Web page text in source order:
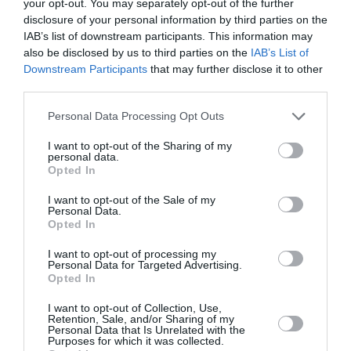
your opt-out. You may separately opt-out of the further
disclosure of your personal information by third parties on the
IAB’s list of downstream participants. This information may
also be disclosed by us to third parties on the IAB’s List of
Downstream Participants that may further disclose it to other
Please note that this website/app uses one or more Google
not limited to your visit or usage behaviour. You may click to
grant or deny consent to Google and its third-party tags to
use your data for below specified purposes in below Google
consent section.
Personal Data Processing Opt Outs
I want to opt-out of the Sharing of my
personal data.
Opted In
I want to opt-out of the Sale of my
Personal Data.
Opted In
I want to opt-out of processing my
Personal Data for Targeted Advertising.
Opted In
I want to opt-out of Collection, Use,
Retention, Sale, and/or Sharing of my
Personal Data that Is Unrelated with the
Purposes for which it was collected.
τραπεζικές μεταφορές μπορεί να οδηγήσουν στην
απώλεια του αφορολόγητου των 800.000 ευρώ και
στην επιβολή φόρου 10%.
09:15 | 07 Αυγούστου 2026 Οικονομία